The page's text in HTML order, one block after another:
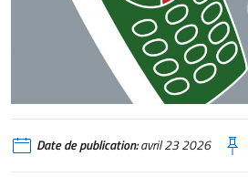
Date de publication:avril 23 2026